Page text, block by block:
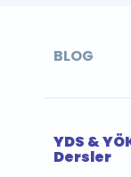
BLOG
YDS &
Dersler